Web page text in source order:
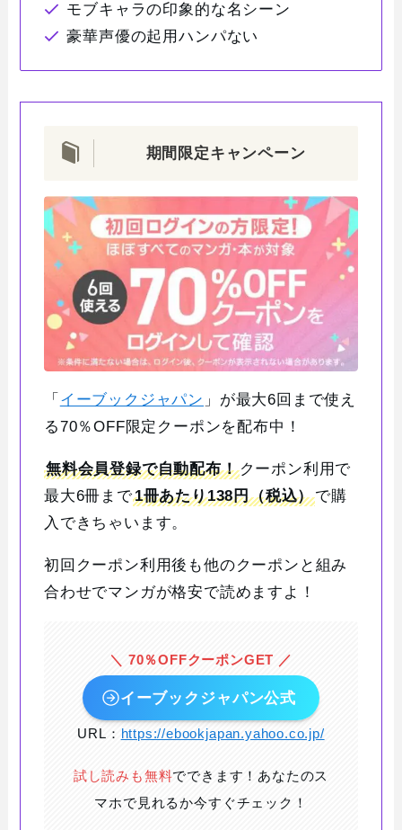
モブキャラの印象的な名シーン
豪華声優の起用ハンパない
期間限定キャンペーン
「 イーブックジャパン 」が最大6回まで使え
る70％OFF限定クーポンを配布中！
無料会員登録で自動配布！クーポン利用で
最大6冊まで1冊あたり138円（税込）で購
入できちゃいます。
初回クーポン利用後も他のクーポンと組み
合わせでマンガが格安で読めますよ！
＼ 70％OFFクーポンGET ／
イーブックジャパン公式
URL： https://ebookjapan.yahoo.co.jp/
試し読みも無料でできます！あなたのス
マホで見れるか今すぐチェック！